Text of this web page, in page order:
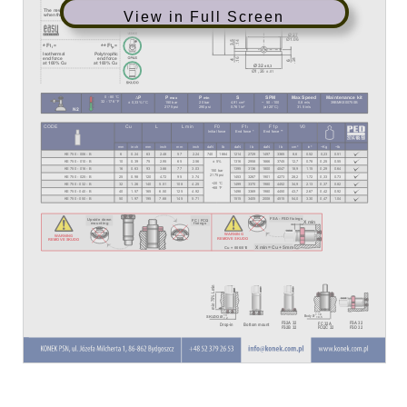
View in Full Screen